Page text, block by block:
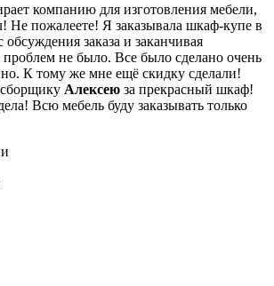
компанию для изготовления мебели,
Не пожалеете! Я заказывала шкаф-купе в
заказа и заканчивая
не было. Все было сделано очень
К тому же мне ещё скидку сделали!
Алексею за прекрасный шкаф!
Всю мебель буду заказывать только